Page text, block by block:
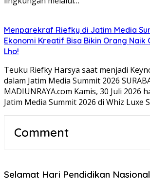
Menparekraf Riefky di Jatim Media
Ekonomi Kreatif Bisa Bikin Orang Naik
Lho!
Teuku Riefky Harsya saat menjadi
dalam Jatim Media Summit 2026
MADIUNRAYA.com Kamis, 30 Juli 2026
Jatim Media Summit 2026 di Whiz Luxe
Comment
Selamat Hari Pendidikan Nasional